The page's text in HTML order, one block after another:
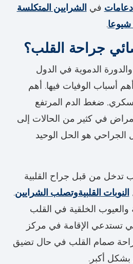
في الشرايين المتكلسة
شيوعا.
جراحة القلب؟
الدموية في الدول
أسباب الوفيات فيها. أهم
ضغط الدم المرتفع
في كثير من الحالات إلى
الجراحي هو الحل الوحيد
تدخل من قبل جراح القلبية
, النوبات القلبيةوتصلب الشرايين.
والعيوب الخلقية في القلب
تستدعي الإقامة في مركز
صمام القلب في حال تضيق
بشكل أكبر.